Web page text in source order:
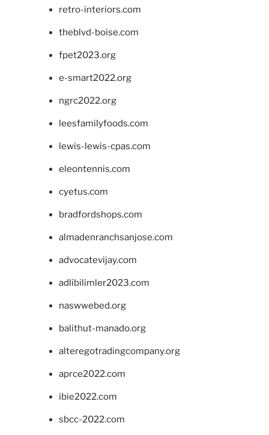
retro-interiors.com
theblvd-boise.com
fpet2023.org
e-smart2022.org
ngrc2022.org
leesfamilyfoods.com
lewis-lewis-cpas.com
eleontennis.com
cyetus.com
bradfordshops.com
almadenranchsanjose.com
advocatevijay.com
adlibilimler2023.com
naswwebed.org
balithut-manado.org
alteregotradingcompany.org
aprce2022.com
ibie2022.com
sbcc-2022.com